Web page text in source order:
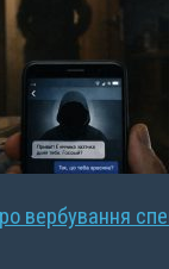
вербування